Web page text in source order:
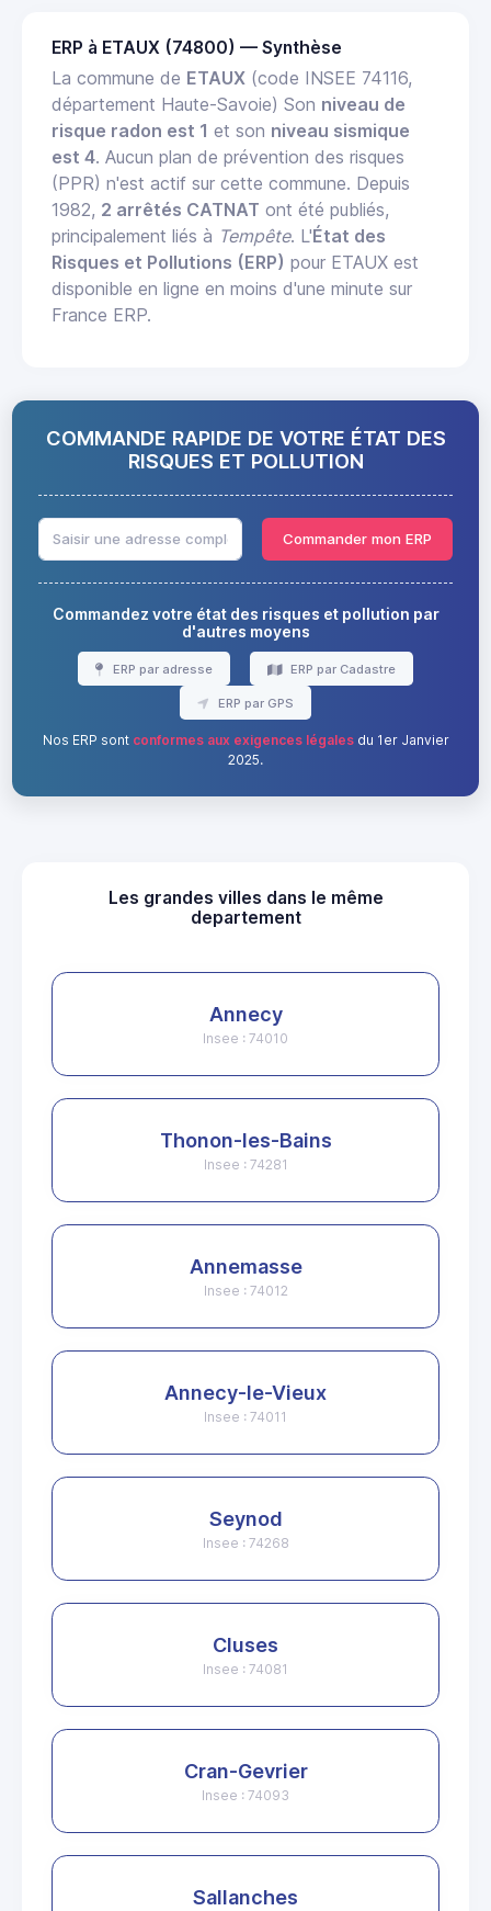
ERP à ETAUX (74800) — Synthèse
La commune de ETAUX (code INSEE 74116,
département Haute-Savoie) Son niveau de
risque radon est 1 et son niveau sismique
est 4. Aucun plan de prévention des risques
(PPR) n'est actif sur cette commune. Depuis
1982, 2 arrêtés CATNAT ont été publiés,
principalement liés à Tempête. L'État des
Risques et Pollutions (ERP) pour ETAUX est
disponible en ligne en moins d'une minute sur
France ERP.
COMMANDE RAPIDE DE VOTRE ÉTAT DES
RISQUES ET POLLUTION
Commander mon ERP
Commandez votre état des risques et pollution par
d'autres moyens
ERP par adresse ERP par Cadastre
ERP par GPS
Nos ERP sont conformes aux exigences légalesdu 1er Janvier
2025.
Les grandes villes dans le même
departement
Annecy
Insee : 74010
Thonon-les-Bains
Insee : 74281
Annemasse
Insee : 74012
Annecy-le-Vieux
Insee : 74011
Seynod
Insee : 74268
Cluses
Insee : 74081
Cran-Gevrier
Insee : 74093
Sallanches